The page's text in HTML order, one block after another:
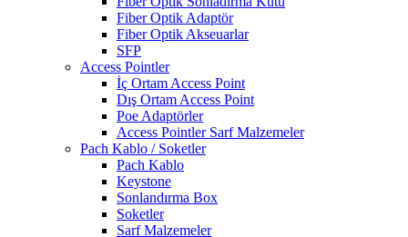
Fiber Optik Adaptör
Fiber Optik Akseuarlar
SFP
Access Pointler
İç Ortam Access Point
Dış Ortam Access Point
Poe Adaptörler
Access Pointler Sarf Malzemeler
Pach Kablo / Soketler
Pach Kablo
Keystone
Sonlandırma Box
Soketler
Sarf Malzemeler